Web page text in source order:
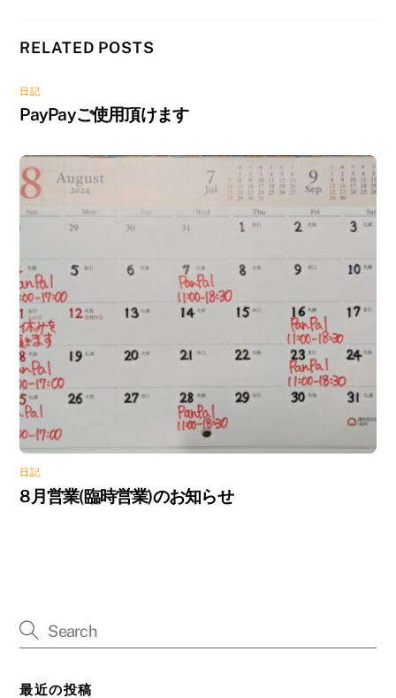
RELATED POSTS
日記
PayPayご使用頂けます
日記
8月営業(臨時営業)のお知らせ
最近の投稿